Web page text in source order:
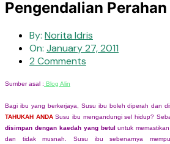
Pengendalian
By: Norita Idris
On: January 27, 2011
2 Comments
Sumber asal : Blog Alin
Bagi ibu yang berkerjaya, Susu ibu boleh diperah dan
TAHUKAH ANDASusu ibu mengandungi sel hidup?
disimpan dengan kaedah yang betuluntuk
dan tidak musnah. Susu ibu sebenarnya